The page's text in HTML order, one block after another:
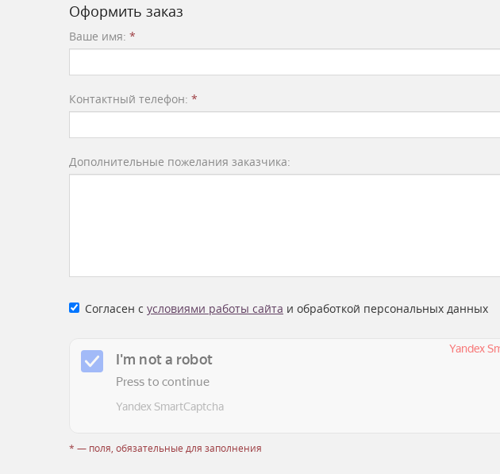
Оформить заказ
Ваше имя: *
Контактный телефон: *
Дополнительные пожелания заказчика:
Согласен с условиями работы сайта и обработкой персональных данных
* — поля, обязательные для заполнения